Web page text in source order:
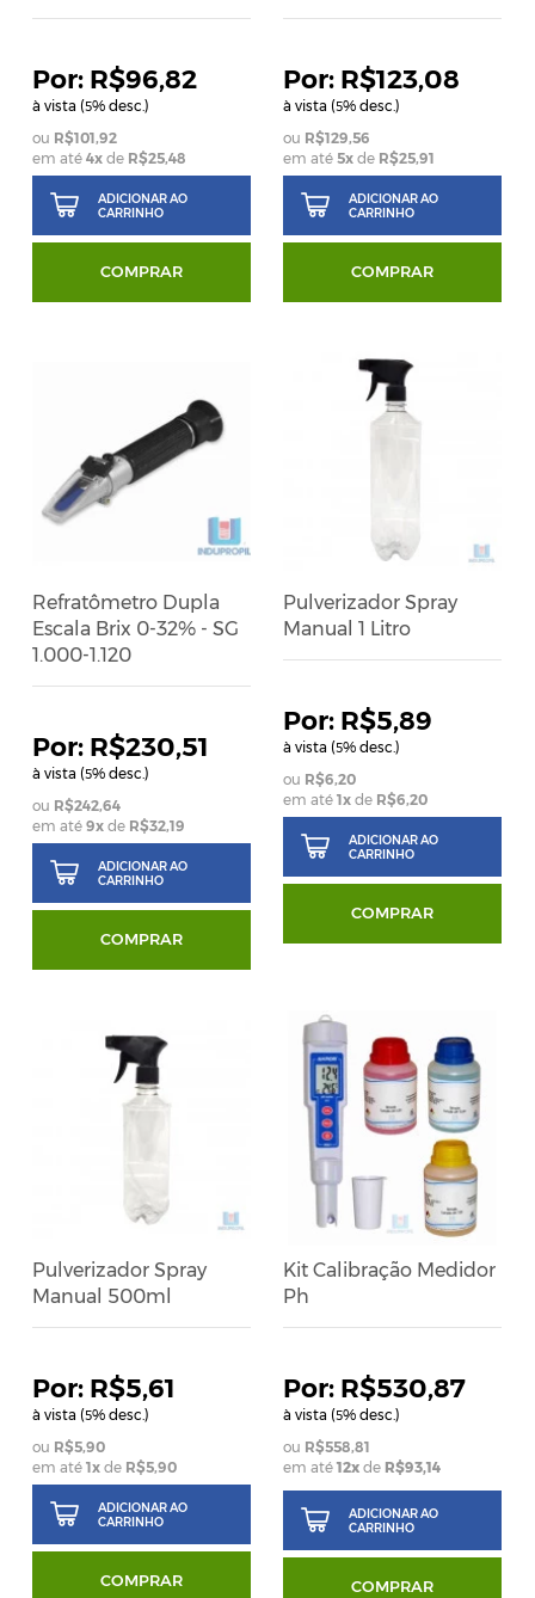
R$96,82
à vista (5% desc.)
R$101,92
em até4x de R$25,48
ADICIONAR AO
CARRINHO
COMPRAR
R$123,08
à vista (5% desc.)
R$129,56
em até 5xde R$25,91
ADICIONAR AO
CARRINHO
COMPRAR
Refratômetro Dupla
Escala Brix 0-32% - SG
1.000-1.120
R$230,51
à vista (5% desc.)
R$242,64
em até9x de R$32,19
ADICIONAR AO
CARRINHO
COMPRAR
Pulverizador Spray
Manual 1 Litro
R$5,89
à vista (5% desc.)
R$6,20
em até 1xde R$6,20
ADICIONAR AO
CARRINHO
COMPRAR
Pulverizador Spray
Manual 500ml
R$5,61
à vista (5% desc.)
R$5,90
em até1x de R$5,90
ADICIONAR AO
CARRINHO
COMPRAR
Kit Calibração Medidor
Ph
R$530,87
à vista (5% desc.)
R$558,81
em até 12xde R$93,14
ADICIONAR AO
CARRINHO
COMPRAR